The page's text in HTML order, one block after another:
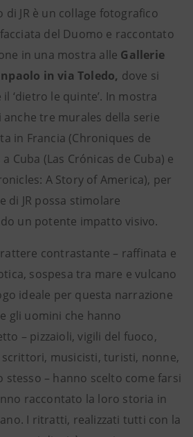
JR è un collage fotografico
del Duomo e raccontato
in una mostra alle Gallerie
in via Toledo, dove si
‘dietro le quinte’. In mostra
tre murales della serie
in Francia (Chroniques de
Cuba (Las Crónicas de Cuba) e
A Story of America), per
di JR possa stimolare
un potente impatto visivo.
contrastante – raffinata e
sospesa tra mare e vulcano
ideale per questa narrazione
gli uomini che hanno
– pizzaioli, vigili del fuoco,
musicisti, turisti, nonne,
stesso – hanno scelto come farsi
raccontato la loro storia in
I ritratti, realizzati tutti con la